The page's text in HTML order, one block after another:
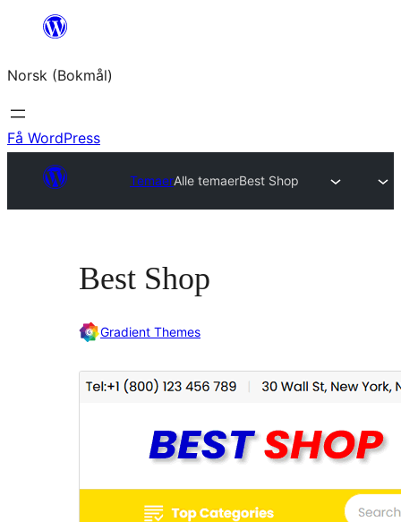
Hopp
innhold
Norsk (Bokmål)
Få WordPress
TemaerAlle temaerBest Shop
Best Shop
Gradient Themes